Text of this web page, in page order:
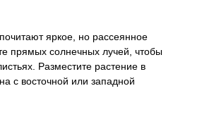
яркое, но рассеянное
прямых солнечных лучей, чтобы
Разместите растение в
с восточной или западной